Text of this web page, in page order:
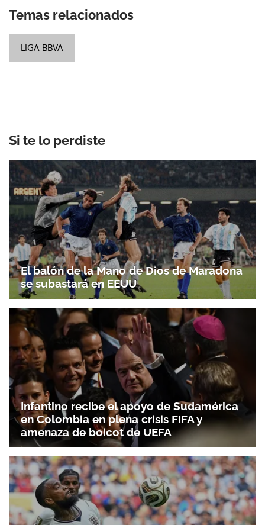
Temas relacionados
LIGA BBVA
Si te lo perdiste
El balón de la Mano de Dios de Maradona
se subastará en EEUU
Infantino recibe el apoyo de Sudamérica
en Colombia en plena crisis FIFA y
amenaza de boicot de UEFA